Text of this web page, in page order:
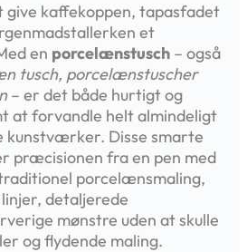
give kaffekoppen, tapasfadet
et
en porcelænstusch – også
tusch, porcelænstuscher
– er det både hurtigt og
at forvandle helt almindeligt
kunstværker. Disse smarte
præcisionen fra en pen med
porcelænsmaling,
detaljerede
mønstre uden at skulle
og flydende maling.